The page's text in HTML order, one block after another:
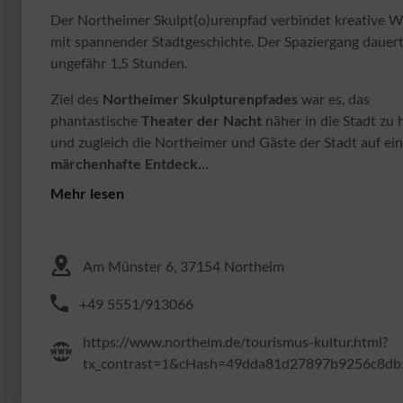
Der Northeimer Skulpt(o)urenpfad verbindet kreative
mit spannender Stadtgeschichte. Der Spaziergang dauert
ungefähr 1,5 Stunden.
Ziel des Northeimer Skulpturenpfades war es, das
phantastische Theater der Nacht näher in die Stadt zu
und zugleich die Northeimer und Gäste der Stadt auf
märchenhafte Entdeck...
Mehr lesen
Am Münster 6, 37154 Northeim
+49 5551/913066
https://www.northeim.de/tourismus-kultur.html?